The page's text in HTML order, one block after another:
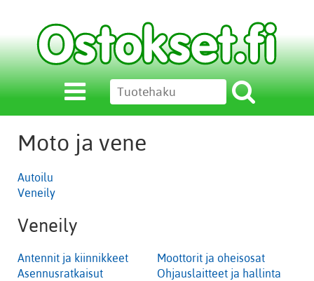
Moto ja vene
Autoilu
Veneily
Veneily
Antennit ja kiinnikkeet
Asennusratkaisut
Moottorit ja oheisosat
Ohjauslaitteet ja hallinta